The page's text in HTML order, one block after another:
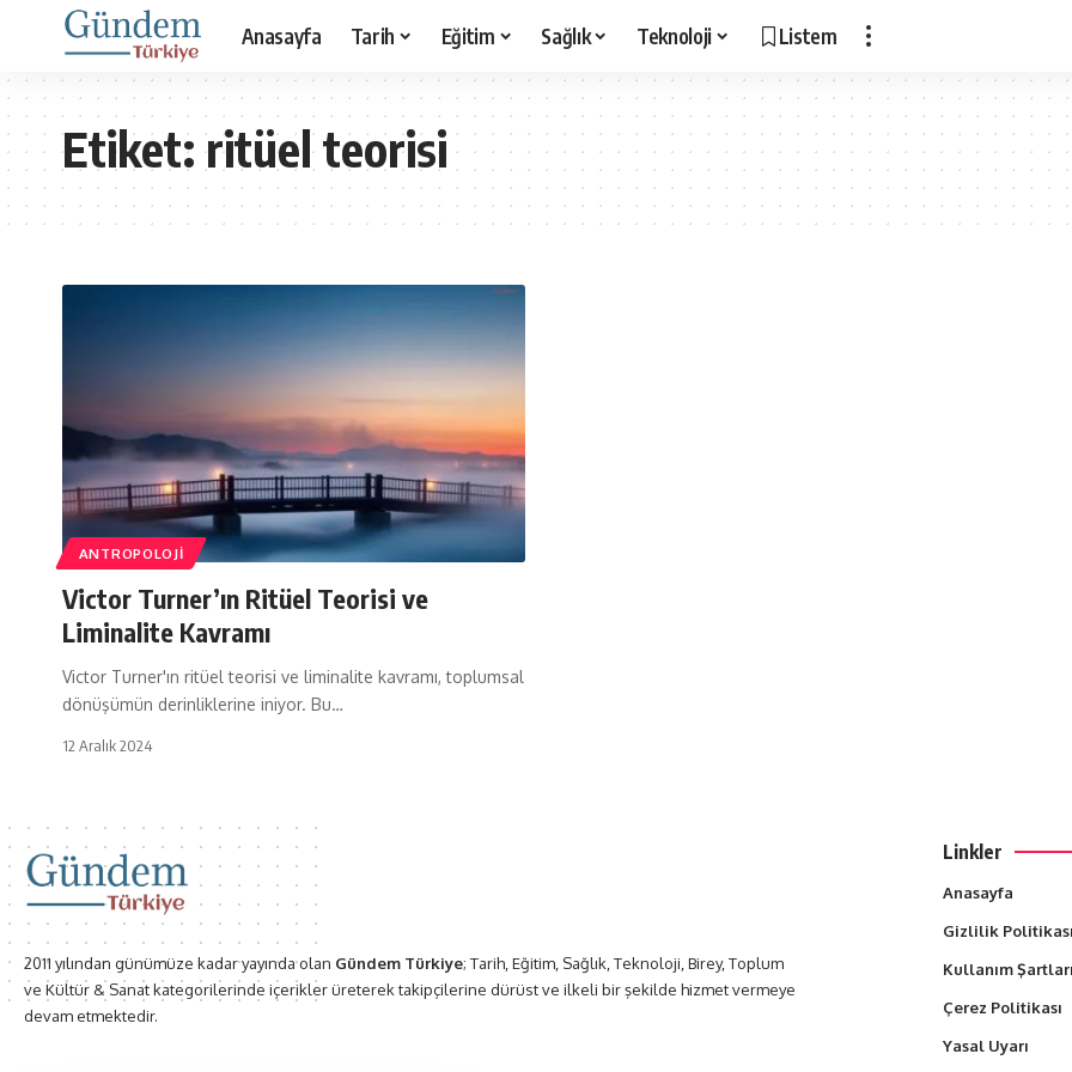
Anasayfa Tarih Eğitim Sağlık Teknoloji Listem
Etiket:ritüel teorisi
ANTROPOLOJI
Victor Turner’ın Ritüel Teorisi ve
Liminalite Kavramı
Victor Turner'ın ritüel teorisi ve liminalite kavramı, toplumsal
dönüşümün derinliklerine iniyor. Bu…
12 Aralık 2024
2011 yılından günümüze kadar yayında olan Gündem Türkiye; Tarih, Eğitim, Sağlık, Teknoloji, Birey, Toplum
ve Kültür & Sanat kategorilerinde içerikler üreterek takipçilerine dürüst ve ilkeli bir şekilde hizmet vermeye
devam etmektedir.
Linkler
Anasayfa
Gizlilik Politikası
Kullanım Şartları
Çerez Politikası
Yasal Uyarı